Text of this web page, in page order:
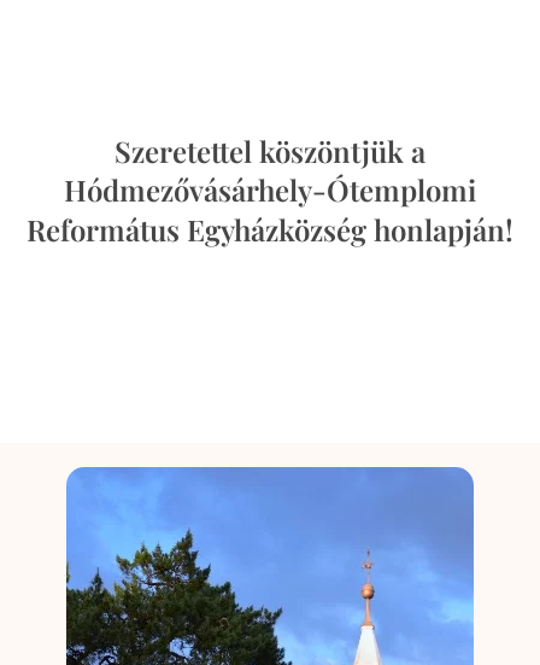
Szeretettel köszöntjük a
Hódmezővásárhely-Ótemplomi
Református Egyházközség honlapján!